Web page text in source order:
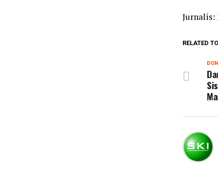
Jurnalis:
RELATED